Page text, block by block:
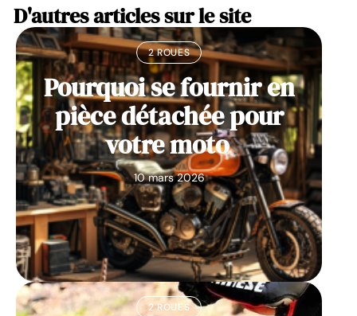
D'autres articles sur le site
2 ROUES
Pourquoi se fournir en
pièce détachée pour
votre moto
10 mars 2026
2 ROUES